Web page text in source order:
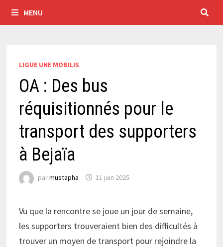
MENU
LIGUE UNE MOBILIS
OA : Des bus
réquisitionnés pour le
transport des supporters
à Bejaïa
parmustapha 11 juin 2025
Vu que la rencontre se joue un jour de semaine,
les supporters trouveraient bien des difficultés à
trouver un moyen de transport pour rejoindre la